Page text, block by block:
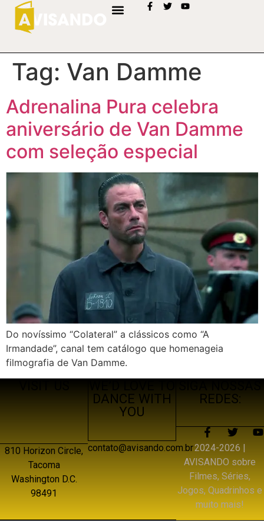
Tag: Van Damme
Adrenalina Pura celebra
aniversário de Van Damme
com seleção especial
Do novíssimo “Colateral” a clássicos como “A
Irmandade”, canal tem catálogo que homenageia
filmografia de Van Damme.
810 Horizon Circle,
Tacoma
Washington D.C.
98491
DANCE WITH
YOU
contato@avisando.com.br
REDES:
2024-2026 |
AVISANDO sobre
Filmes, Séries,
Jogos, Quadrinhos e
muito mais!